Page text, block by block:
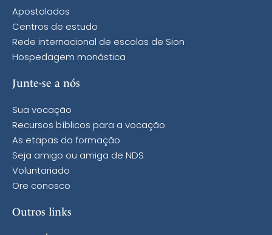
Apostolados
Centros de estudo
Rede internacional de escolas de Sion
Hospedagem monástica
Junte-se a nós
Sua vocação
Recursos bíblicos para a vocação
As etapas da formação
Seja amigo ou amiga de NDS
Voluntariado
Ore conosco
Outros links